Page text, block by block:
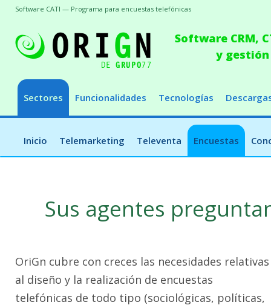
Software CRM,
y
Sectores Funcionalidades Tecnologías
Inicio Telemarketing Televenta Encuestas
Software CATI — Programa para encuestas telefónicas
Sus agentes
OriGn cubre con creces las necesidades relativas
al diseño y la realización de encuestas
telefónicas de todo tipo (sociológicas, políticas,